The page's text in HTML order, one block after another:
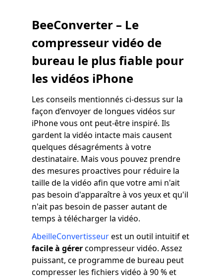
BeeConverter – Le
compresseur vidéo de
bureau le plus fiable pour
les vidéos iPhone
Les conseils mentionnés ci-dessus sur la
façon d’envoyer de longues vidéos sur
iPhone vous ont peut-être inspiré. Ils
gardent la vidéo intacte mais causent
quelques désagréments à votre
destinataire. Mais vous pouvez prendre
des mesures proactives pour réduire la
taille de la vidéo afin que votre ami n'ait
pas besoin d'apparaître à vos yeux et qu'il
n'ait pas besoin de passer autant de
temps à télécharger la vidéo.
AbeilleConvertisseurest un outil intuitif et
facile à gérercompresseur vidéo. Assez
puissant, ce programme de bureau peut
compresser les fichiers vidéo à 90 % et